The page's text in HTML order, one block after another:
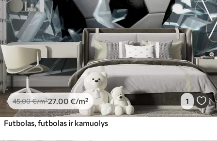
45.00€/m²27 .00 €/m² 1
Futbolas, futbolas ir kamuolys